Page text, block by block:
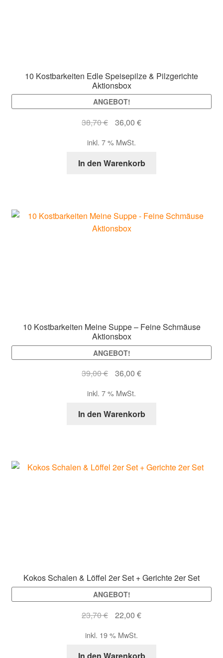
10 Kostbarkeiten Edle Speisepilze & Pilzgerichte
Aktionsbox
ANGEBOT!
38,70€
Ursprünglicher
war:
38,70 €
36,00 €Aktueller
36,00 €.
inkl. 7 % MwSt.
In den Warenkorb
10 Kostbarkeiten Meine Suppe – Feine Schmäuse
Aktionsbox
ANGEBOT!
39,00€
Ursprünglicher
war:
39,00 €
36,00 €Aktueller
36,00 €.
inkl. 7 % MwSt.
In den Warenkorb
Kokos Schalen & Löffel 2er Set + Gerichte 2er Set
ANGEBOT!
23,70€
Ursprünglicher
war:
23,70 €
22,00 €Aktueller
22,00 €.
inkl. 19 % MwSt.
In den Warenkorb